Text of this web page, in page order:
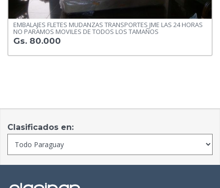
EMBALAJES FLETES MUDANZAS TRANSPORTES JME LAS 24 HORAS
NO PARAMOS MOVILES DE TODOS LOS TAMAÑOS
Gs. 80.000
Clasificados en: